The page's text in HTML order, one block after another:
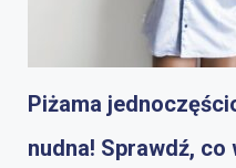
Piżama
nudna! Sprawdź, co